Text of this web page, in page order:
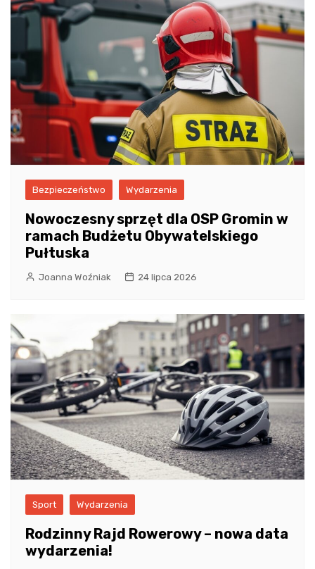
Bezpieczeństwo Wydarzenia
Nowoczesny sprzęt dla OSP Gromin w
ramach Budżetu Obywatelskiego
Pułtuska
Joanna Woźniak 24 lipca 2026
Sport Wydarzenia
Rodzinny Rajd Rowerowy – nowa data
wydarzenia!